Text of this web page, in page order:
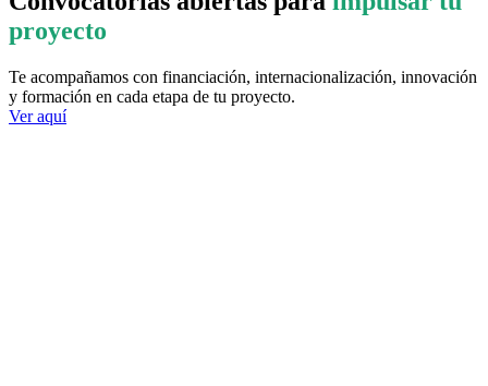
proyecto
Te acompañamos con financiación, internacionalización, innovación
y formación en cada etapa de tu proyecto.
Ver aquí